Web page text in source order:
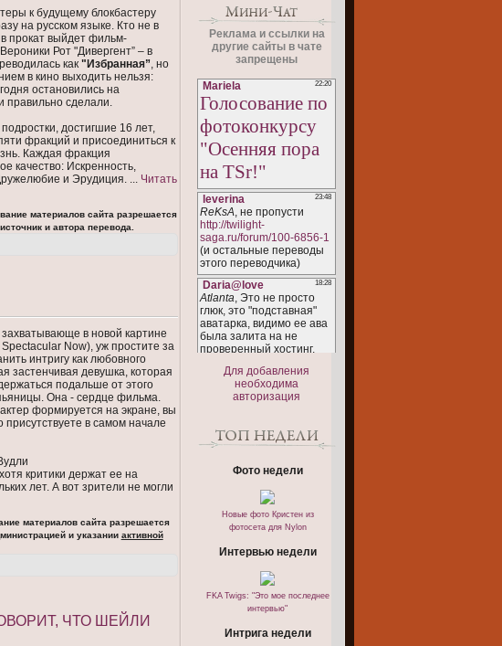
к будущему блокбастеру
на русском языке. Кто не в
прокат выйдет фильм-
Рот "Дивергент” – в
как "Избранная”, но
в кино выходить нельзя:
остановились на
правильно сделали.
достигшие 16 лет,
фракций и присоединиться к
Каждая фракция
качество: Искренность,
и Эрудиция. ... Читать
материалов сайта разрешается
и автора перевода.
в новой картине
Now), уж простите за
интригу как любовного
застенчивая девушка, которая
подальше от этого
Она - сердце фильма.
формируется на экране, вы
присутствуете в самом начале
критики держат ее на
лет. А вот зрители не могли
материалов сайта разрешается
и указании активной
ЧТО ШЕЙЛИ
Реклама и ссылки на
другие сайты в чате
запрещены
Для добавления
необходима
авторизация
Фото недели
Новые фото Кристен из
фотосета для Nylon
Интервью недели
FKA Twigs: "Это мое последнее
интервью"
Интрига недели